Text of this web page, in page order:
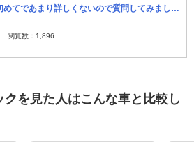
てであまり詳しくないので質問してみまし
ボードに行くこともあるためある程度雪道に
閲覧数： 1,896
クを見た人はこんな車と比較し